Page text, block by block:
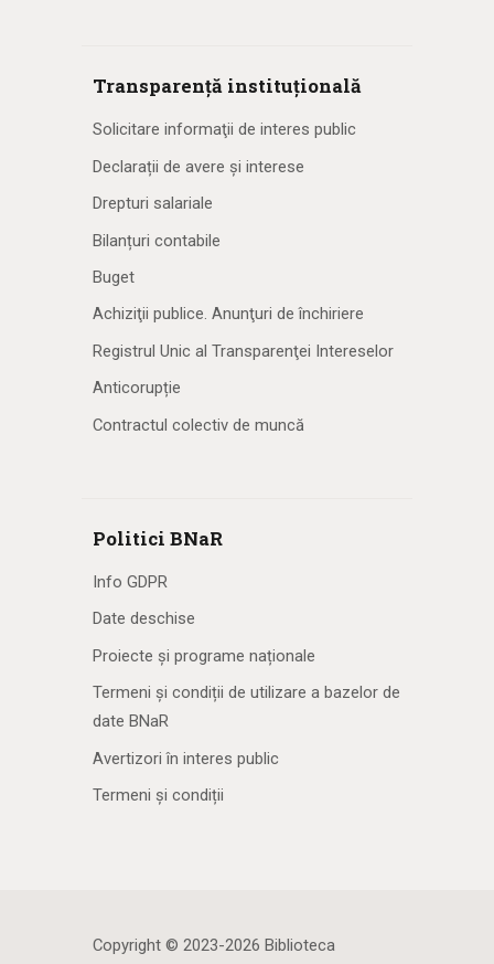
Transparență instituțională
Solicitare informaţii de interes public
Declarații de avere și interese
Drepturi salariale
Bilanțuri contabile
Buget
Achiziţii publice. Anunţuri de închiriere
Registrul Unic al Transparenţei Intereselor
Anticorupție
Contractul colectiv de muncă
Politici BNaR
Info GDPR
Date deschise
Proiecte și programe naționale
Termeni și condiții de utilizare a bazelor de
date BNaR
Avertizori în interes public
Termeni și condiții
Copyright © 2023-2026 Biblioteca